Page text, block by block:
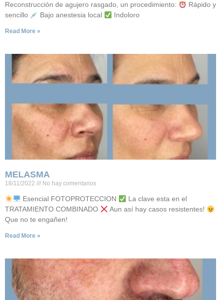
Reconstrucción de agujero rasgado, un procedimiento:
Rápido y
sencillo
Bajo anestesia local Indoloro
Read More »
MELASMA
18/11/2022 No hay comentarios
Esencial FOTOPROTECCION
La clave esta en el
TRATAMIENTO COMBINADO
Aun así hay casos resistentes!
Que no te engañen!
Read More »